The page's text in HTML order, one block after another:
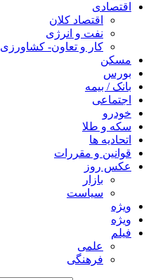
اقتصادی
اقتصاد کلان
نفت و انرژی
کار و تعاون- کشاورزی
مسکن
بورس
بانک / بیمه
اجتماعی
خودرو
سکه و طلا
اتحادیه ها
قوانین و مقررات
عکس روز
بازار
سیاست
ویژه
ویژه
فیلم
علمی
فرهنگی